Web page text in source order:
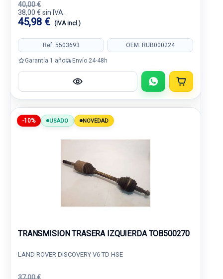
40,00 €
38,00 € sin IVA.
45,98 € (IVA incl.)
Ref: 5503693 OEM: RUB000224
Garantía 1 año Envío 24-48h
-10% USADO NOVEDAD
TRANSMISION TRASERA IZQUIERDA TOB500270
LAND ROVER DISCOVERY V6 TD HSE